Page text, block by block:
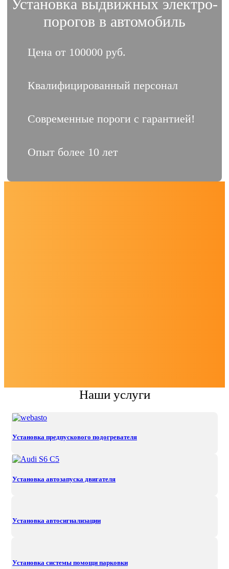
Установка выдвижных электро-
порогов в автомобиль
Цена от 100000 руб.
Квалифицированный персонал
Современные пороги с гарантией!
Опыт более 10 лет
Наши услуги
Установка предпускового подогревателя
Установка автозапуска двигателя
Установка автосигнализации
Установка системы помощи парковки